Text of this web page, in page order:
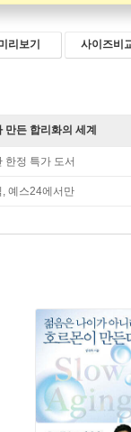
리보기 사이즈비
만든 합리화의 세계
한정 특가 도서
, 예스24에서만